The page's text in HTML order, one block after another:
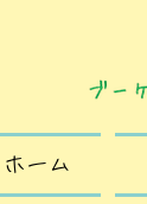
ホーム